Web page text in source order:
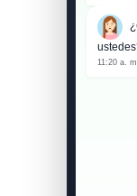
11:20 a.